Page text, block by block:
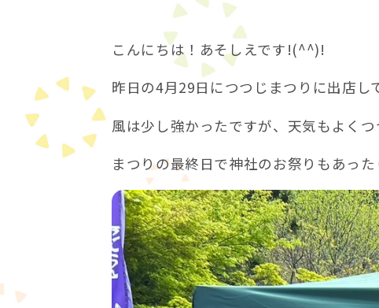
こんにちは！あそしえです!(^^)!
昨日の4月29日につつじまつりに出店し
風は少し強かったですが、天気もよくつ
まつりの最終日で神社のお祭りもあった